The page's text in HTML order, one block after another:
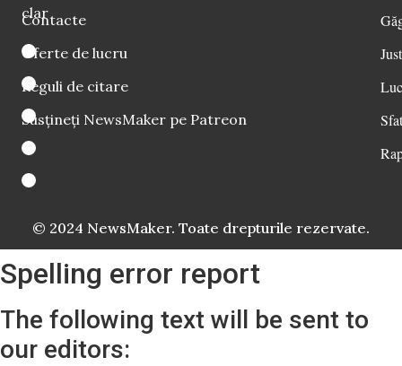
clar
Contacte
Oferte de lucru
Reguli de citare
Susțineți NewsMaker pe Patreon
© 2024 NewsMaker. Toate drepturile rezervate.
Spelling error report
The following text will be sent to
our editors: